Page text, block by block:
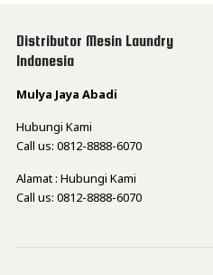
Distributor Mesin Laundry
Indonesia
Mulya Jaya Abadi
Hubungi Kami
Call us: 0812-8888-6070
Alamat : Hubungi Kami
Call us: 0812-8888-6070